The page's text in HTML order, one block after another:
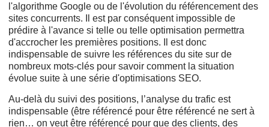
l'algorithme Google ou de l'évolution du référencement des
sites concurrents. Il est par conséquent impossible de
prédire à l'avance si telle ou telle optimisation permettra
d'accrocher les premières positions. Il est donc
indispensable de suivre les références du site sur de
nombreux mots-clés pour savoir comment la situation
évolue suite à une série d'optimisations SEO.
Au-delà du suivi des positions, l’analyse du trafic est
indispensable (être référencé pour être référencé ne sert à
rien… on veut être référencé pour que des clients, des